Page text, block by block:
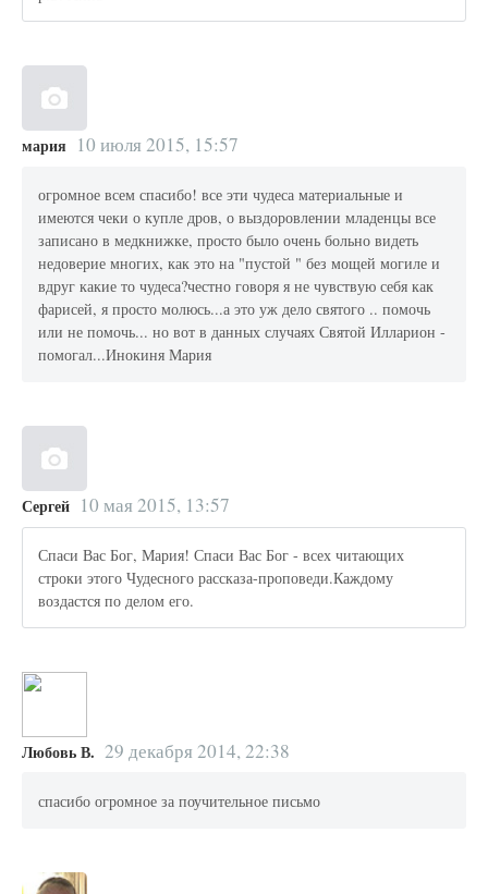
мария 10 июля 2015, 15:57
огромное всем спасибо! все эти чудеса материальные и
имеются чеки о купле дров, о выздоровлении младенцы все
записано в медкнижке, просто было очень больно видеть
недоверие многих, как это на "пустой " без мощей могиле и
вдруг какие то чудеса?честно говоря я не чувствую себя как
фарисей, я просто молюсь...а это уж дело святого .. помочь
или не помочь... но вот в данных случаях Святой Илларион -
помогал...Инокиня Мария
Сергей 10 мая 2015, 13:57
Спаси Вас Бог, Мария! Спаси Вас Бог - всех читающих
строки этого Чудесного рассказа-проповеди.Каждому
воздастся по делом его.
Любовь В. 29 декабря 2014, 22:38
спасибо огромное за поучительное письмо